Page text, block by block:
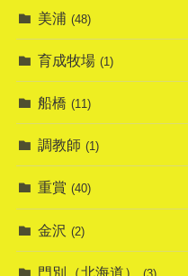
美浦 (48)
育成牧場 (1)
船橋 (11)
調教師 (1)
重賞 (40)
金沢 (2)
門別（北海道）